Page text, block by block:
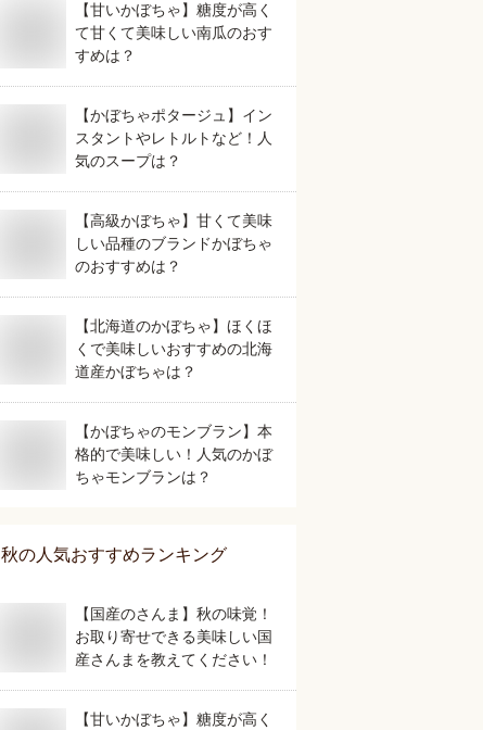
【甘いかぼちゃ】糖度が高く
て甘くて美味しい南瓜のおす
すめは？
【かぼちゃポタージュ】イン
スタントやレトルトなど！人
気のスープは？
【高級かぼちゃ】甘くて美味
しい品種のブランドかぼちゃ
のおすすめは？
【北海道のかぼちゃ】ほくほ
くで美味しいおすすめの北海
道産かぼちゃは？
【かぼちゃのモンブラン】本
格的で美味しい！人気のかぼ
ちゃモンブランは？
秋の人気おすすめランキング
【国産のさんま】秋の味覚！
お取り寄せできる美味しい国
産さんまを教えてください！
【甘いかぼちゃ】糖度が高く